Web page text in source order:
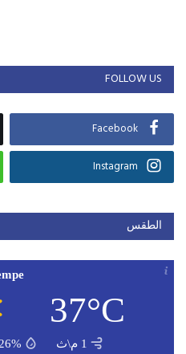
FOLLOW US
Facebook
Instagram
الطقس
37°C
1 م\ث